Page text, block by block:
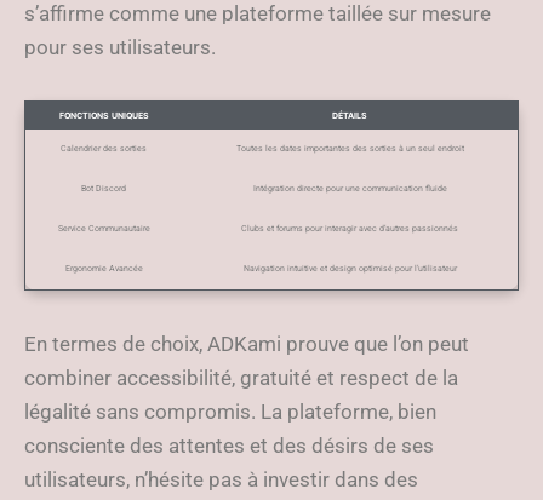
s’affirme comme une plateforme taillée sur mesure
pour ses utilisateurs.
FONCTIONS UNIQUES DÉTAILS
Calendrier des sorties Toutes les dates importantes des sorties à un seul endroit
Bot Discord Intégration directe pour une communication fluide
Service Communautaire Clubs et forums pour interagir avec d’autres passionnés
Ergonomie Avancée Navigation intuitive et design optimisé pour l’utilisateur
En termes de choix, ADKami prouve que l’on peut
combiner accessibilité, gratuité et respect de la
légalité sans compromis. La plateforme, bien
consciente des attentes et des désirs de ses
utilisateurs, n’hésite pas à investir dans des